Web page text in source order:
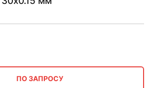
ПО ЗАПРОСУ